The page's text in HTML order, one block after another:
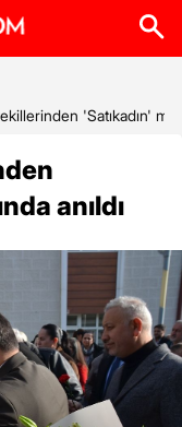
'Satıkadın'
anıldı